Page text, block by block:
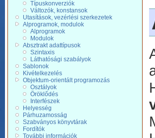
Típuskonverziók
Változók, konstansok
Utasítások, vezérlési szerkezetek
Alprogramok, modulok
Alprogramok
Modulok
Absztrakt adattípusok
Szintaxis
Láthatósági szabályok
Sablonok
Kivételkezelés
Objektum-orientált programozás
Osztályok
Öröklődés
Interfészek
Helyesség
Párhuzamosság
Szabványos könyvtárak
Fordítók
További információk